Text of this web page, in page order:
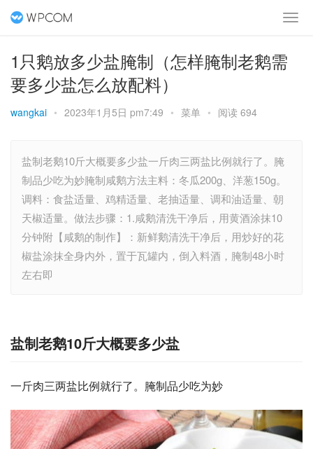
1只鹅放多少盐腌制（怎样腌制老鹅需
要多少盐怎么放配料）
wangkai • 2023年1月5日 pm7:49 • 菜单 • 阅读 694
盐制老鹅10斤大概要多少盐一斤肉三两盐比例就行了。腌
制品少吃为妙腌制咸鹅方法主料：冬瓜200g、洋葱150g。
调料：食盐适量、鸡精适量、老抽适量、调和油适量、朝
天椒适量。做法步骤：1.咸鹅清洗干净后，用黄酒涂抹10
分钟附【咸鹅的制作】：新鲜鹅清洗干净后，用炒好的花
椒盐涂抹全身内外，置于瓦罐内，倒入料酒，腌制48小时
左右即
盐制老鹅10斤大概要多少盐
一斤肉三两盐比例就行了。腌制品少吃为妙